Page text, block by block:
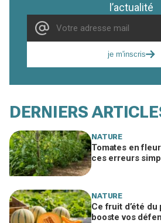
l’actualité
je m'inscris
DERNIERS
NATURE
Tomates en
ces erreurs
NATURE
Ce fruit d’été
booste vos